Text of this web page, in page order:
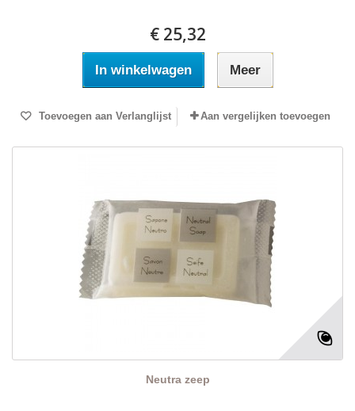
€ 25,32
In winkelwagen Meer
Toevoegen aan Verlanglijst Aan vergelijken toevoegen
Neutra zeep